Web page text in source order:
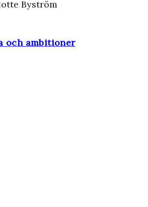
Byström
och ambitioner